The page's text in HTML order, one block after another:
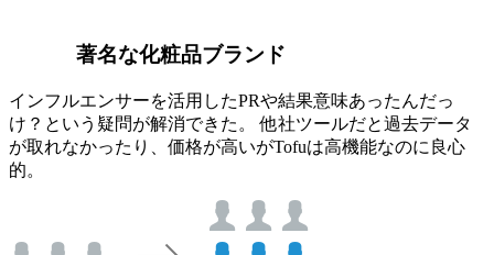
著名な化粧品ブランド
インフルエンサーを活用したPRや結果意味あったんだっ
け？という疑問が解消できた。 他社ツールだと過去データ
が取れなかったり、価格が高いがTofuは高機能なのに良心
的。